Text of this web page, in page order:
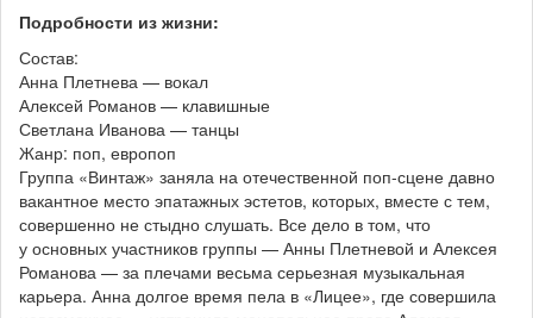
Подробности из жизни:
Состав:
Анна Плетнева — вокал
Алексей Романов — клавишные
Светлана Иванова — танцы
Жанр: поп, европоп
Группа «Винтаж» заняла на отечественной поп-сцене давно
вакантное место эпатажных эстетов, которых, вместе с тем,
совершенно не стыдно слушать. Все дело в том, что
у основных участников группы — Анны Плетневой и Алексея
Романова — за плечами весьма серьезная музыкальная
карьера. Анна долгое время пела в «Лицее», где совершила